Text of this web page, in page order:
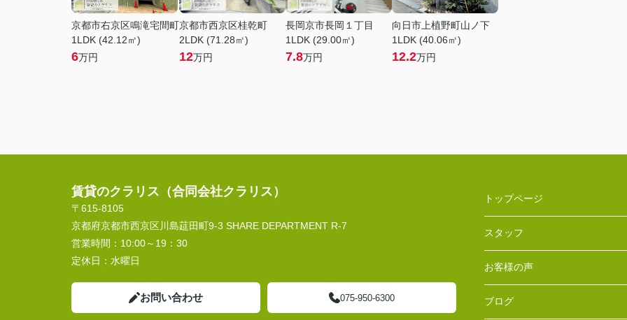
京都市右京区鳴滝宅間町
1LDK (42.12㎡)
6万円
京都市西京区桂乾町
2LDK (71.28㎡)
12万円
長岡京市長岡１丁目
1LDK (29.00㎡)
7.8万円
向日市上植野町山ノ下
1LDK (40.06㎡)
12.2万円
賃貸のクラリス（合同会社クラリス）
〒615-8105
京都府京都市西京区川島莚田町9-3 SHARE DEPARTMENT R-7
営業時間： 10:00～19：30
定休日： 水曜日
お問い合わせ 075-950-6300
トップページ
スタッフ
お客様の声
ブログ